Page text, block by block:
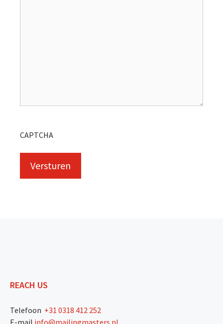
CAPTCHA
REACH US
Telefoon +31 0318 412 252
E-mail info@mailingmasters.nl